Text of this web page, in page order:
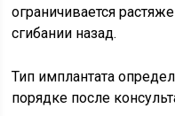
ограничивается
сгибании назад.
Тип имплантата
порядке после